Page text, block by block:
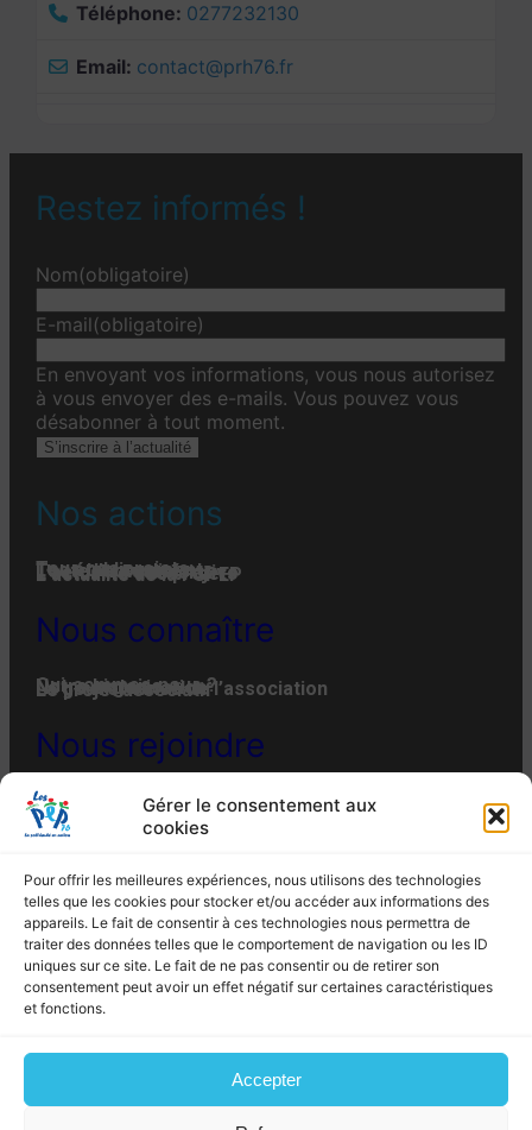
Gérer le consentement aux
cookies
Pour offrir les meilleures expériences, nous utilisons des technologies
telles que les cookies pour stocker et/ou accéder aux informations des
appareils. Le fait de consentir à ces technologies nous permettra de
traiter des données telles que le comportement de navigation ou les ID
uniques sur ce site. Le fait de ne pas consentir ou de retirer son
consentement peut avoir un effet négatif sur certaines caractéristiques
et fonctions.
Accepter
Téléphone: 0277232130
Email: contact@prh76.fr
Restez informés !
Nom(obligatoire)
E-mail(obligatoire)
En envoyant vos informations, vous nous autorisez
à vous envoyer des e-mails. Vous pouvez vous
désabonner à tout moment.
S’inscrire à l’actualité
Nos actions
Tous nos projets
Les établissements
Toute l’actualité
L'actualité associative
L’actualité des projets
L’actualité de la FGPEP
Nous connaître
Qui-sommes-nous ?
Notre histoire
Notre organisation
La gouvernance de l’association
Le projet associatif
Nous rejoindre
Offres d’emplois et de stages
Adhésion
Faire un don
Engager son entreprise
MENTIONS LÉGALES
POLITIQUE DE CONFIDENTIALITÉ
POLITIQUE DE COOKIES (EU)
ROUEN CEDEX – Tél. : 02 35 07 82 10 – Fax : 02
35 07 82 19
Email : siege@lespep76.fr